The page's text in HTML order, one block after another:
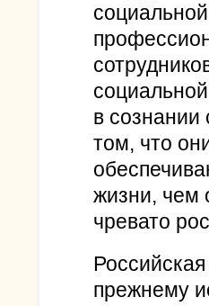
в сознании
том, что
жизни, чем
чревато
прежнему